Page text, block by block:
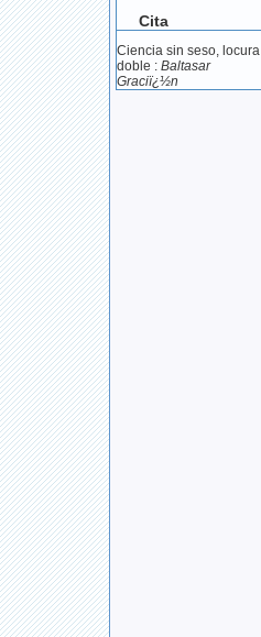
Cita
Ciencia sin seso, locura
doble : Baltasar
Graciï¿½n